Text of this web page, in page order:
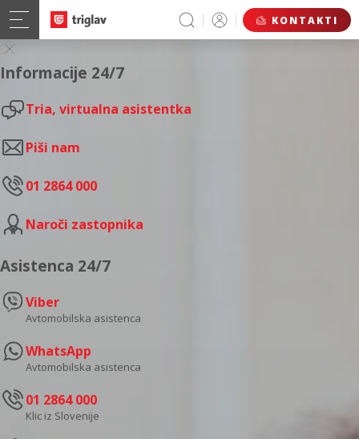
KONTAKTI
Informacije 24/7
Tria, virtualna asistentka
Piši nam
01 2864 000
Naroči zastopnika
Asistenca 24/7
Viber
Avtomobilska asistenca
WhatsApp
Avtomobilska asistenca
01 2864 000
Klic iz Slovenije